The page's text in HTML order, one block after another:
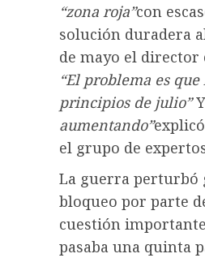
“zona roja”con
solución duradera
de mayo el director
“El problema es
principios de julio”Y
aumentando”
el grupo de
La guerra perturbó
bloqueo por parte
cuestión
pasaba una quinta